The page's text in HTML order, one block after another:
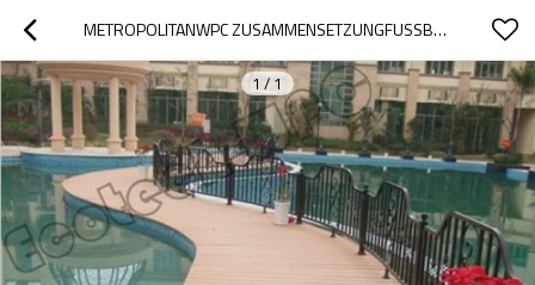
METROPOLITANWPC ZUSAMMENSETZUNGFUSSBODEN
1 / 1